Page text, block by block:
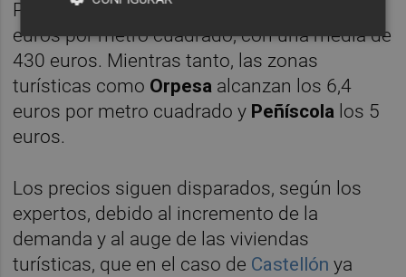
Por su parte, Vila-real
euros por metro cuadrado, con una media de
430 euros. Mientras tanto, las zonas
turísticas como Orpesa alcanzan los 6,4
euros por metro cuadrado y Peñíscola los 5
euros.
Los precios siguen disparados, según los
expertos, debido al incremento de la
demanda y al auge de las viviendas
turísticas, que en el caso de Castellón ya